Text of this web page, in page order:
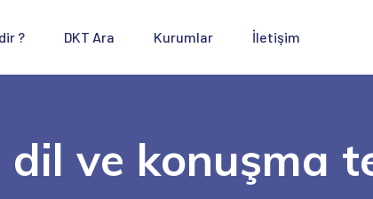
? DKT Ara Kurumlar İletişim
dil ve konuşma